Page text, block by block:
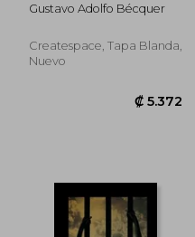
₡ 8.286
Gustavo Adolfo Bécquer
Createspace, Tapa Blanda,
Nuevo